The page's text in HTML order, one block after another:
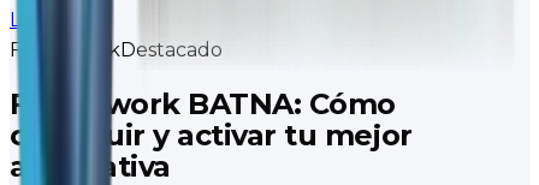
Leer
FrameworkDestacado
Framework BATNA: Cómo
construir y activar tu mejor
alternativa